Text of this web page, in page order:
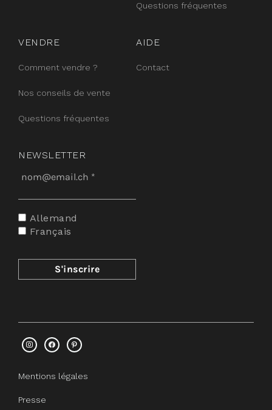
Questions fréquentes
VENDRE
Comment vendre ?
Nos conseils de vente
Questions fréquentes
AIDE
Contact
NEWSLETTER
Allemand
Français
Mentions légales
Presse